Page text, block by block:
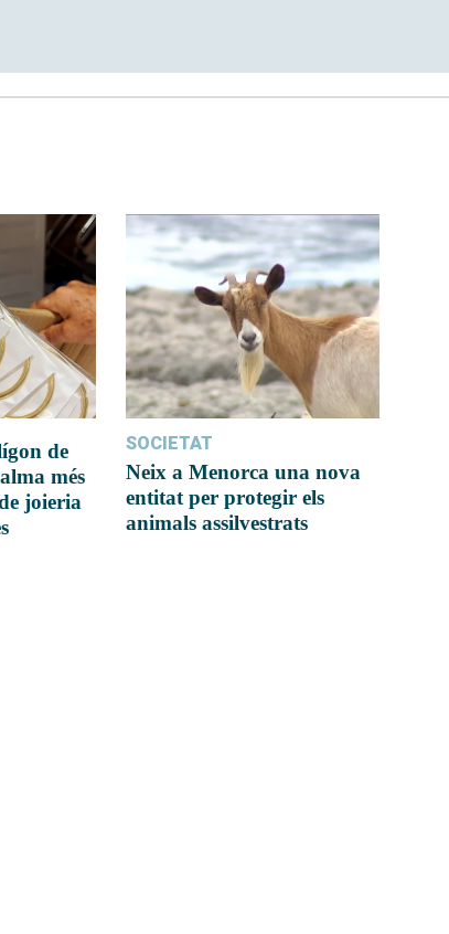
de
més
joieria
SOCIETAT
Neix a Menorca una nova
entitat per protegir els
animals assilvestrats